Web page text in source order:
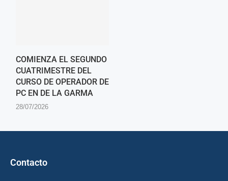
COMIENZA EL SEGUNDO
CUATRIMESTRE DEL
CURSO DE OPERADOR DE
PC EN DE LA GARMA
28/07/2026
Contacto